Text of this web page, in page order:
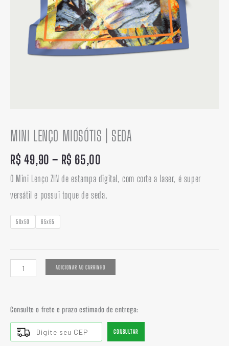
MINI LENÇO MIOSÓTIS | SEDA
R$ 49,90 – R$ 65,00
O Mini Lenço ZIN de estampa digital, com corte a laser, é super
versátil e possui toque de seda.
50x50 65x65
ADICIONAR AO CARRINHO
Consulte o frete e prazo estimado de entrega:
CONSULTAR